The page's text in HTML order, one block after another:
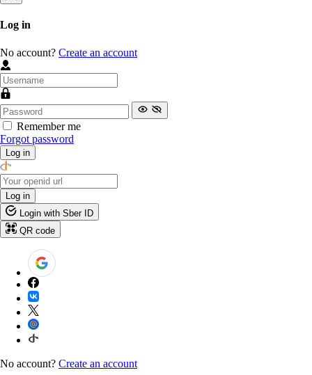
Log in
No account? Create an account
Remember me
Forgot password
Log in
Log in
Login with Sber ID
QR code
No account? Create an account